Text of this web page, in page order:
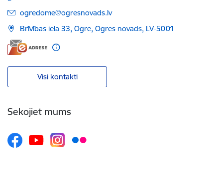
E-pasts:
ogredome@ogresnovads.lv
Brīvības iela 33, Ogre, Ogres novads, LV-5001
Visi kontakti
Sekojiet mums